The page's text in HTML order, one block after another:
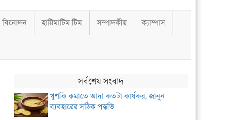
বিনোদন হাট্টিমাটিম টিম সম্পাদকীয় ক্যাম্পাস
সর্বশেষ সংবাদ
খুশকি কমাতে আদা কতটা কার্যকর, জানুন
ব্যবহারের সঠিক পদ্ধতি